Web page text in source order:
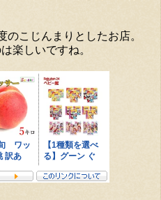
のこじんまりとしたお店。
楽しいですね。